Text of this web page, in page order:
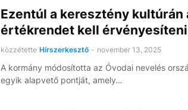
Ezentúl a keresztény kultúrán
értékrendet kell érvényesíteni
közzétette Hírszerkesztő - november 13, 2025
A kormány módosította az Óvodai nevelés
egyik alapvető pontját, amely…